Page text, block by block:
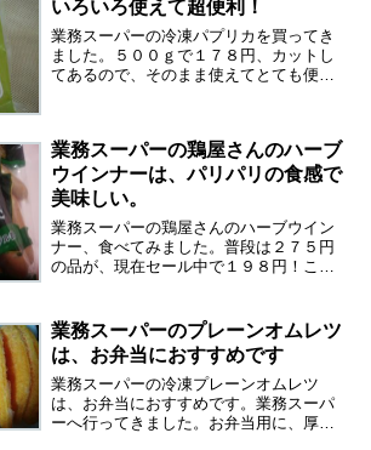
いろいろ使えて超便利！
業務スーパーの冷凍パプリカを買ってき
ました。５００ｇで１７８円、カットし
てあるので、そのまま使えてとても便利
ます。業務スーパーの冷凍...
業務スーパーの鶏屋さんのハーブ
ウインナーは、パリパリの食感で
美味しい。
業務スーパーの鶏屋さんのハーブウイン
ナー、食べてみました。普段は２７５円
の品が、現在セール中で１９８円！これ
きました。業務スーパーは中国産が多い
のですが、この鶏屋さんの...
業務スーパーのプレーンオムレツ
は、お弁当におすすめです
業務スーパーの冷凍プレーンオムレツ
は、お弁当におすすめです。業務スーパ
ーへ行ってきました。お弁当用に、厚焼